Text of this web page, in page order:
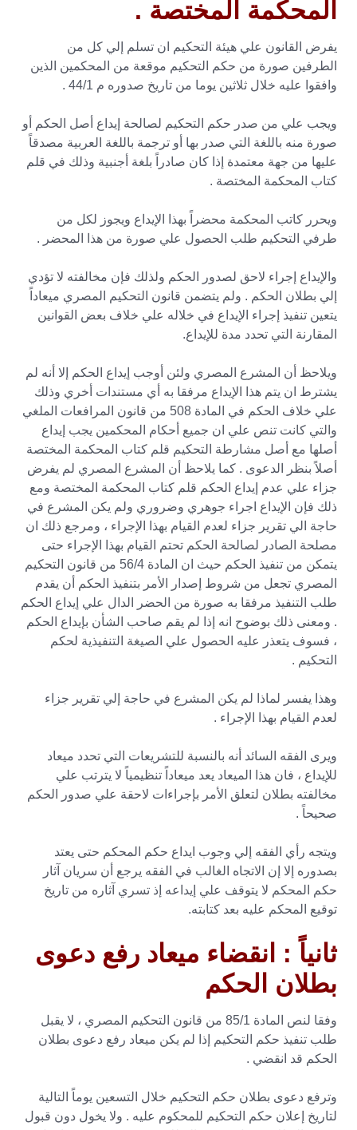
المحكمة المختصة .
يفرض القانون علي هيئة التحكيم ان تسلم إلي كل من
الطرفين صورة من حكم التحكيم موقعة من المحكمين الذين
وافقوا عليه خلال ثلاثين يوما من تاريخ صدوره م 44/1 .
ويجب علي من صدر حكم التحكيم لصالحة إيداع أصل الحكم أو
صورة منه باللغة التي صدر بها أو ترجمة باللغة العربية مصدقاً
عليها من جهة معتمدة إذا كان صادراً بلغة أجنبية وذلك في قلم
كتاب المحكمة المختصة .
ويحرر كاتب المحكمة محضراً بهذا الإيداع ويجوز لكل من
طرفي التحكيم طلب الحصول علي صورة من هذا المحضر .
والإيداع إجراء لاحق لصدور الحكم ولذلك فإن مخالفته لا تؤدي
إلي بطلان الحكم . ولم يتضمن قانون التحكيم المصري ميعاداً
يتعين تنفيذ إجراء الإيداع في خلاله علي خلاف بعض القوانين
المقارنة التي تحدد مدة للإيداع.
ويلاحظ أن المشرع المصري ولئن أوجب إيداع الحكم إلا أنه لم
يشترط ان يتم هذا الإيداع مرفقا به أي مستندات أخري وذلك
علي خلاف الحكم في المادة 508 من قانون المرافعات الملغي
والتي كانت تنص علي ان جميع أحكام المحكمين يجب إيداع
أصلها مع أصل مشارطة التحكيم قلم كتاب المحكمة المختصة
أصلاً بنظر الدعوى . كما يلاحظ أن المشرع المصري لم يفرض
جزاء علي عدم إيداع الحكم قلم كتاب المحكمة المختصة ومع
ذلك فإن الإيداع اجراء جوهري وضروري ولم يكن المشرع في
حاجة الي تقرير جزاء لعدم القيام بهذا الإجراء ، ومرجع ذلك ان
مصلحة الصادر لصالحة الحكم تحتم القيام بهذا الإجراء حتى
يتمكن من تنفيذ الحكم حيث ان المادة 56/4 من قانون التحكيم
المصري تجعل من شروط إصدار الأمر بتنفيذ الحكم أن يقدم
طلب التنفيذ مرفقا به صورة من الحضر الدال علي إيداع الحكم
. ومعنى ذلك بوضوح انه إذا لم يقم صاحب الشأن بإيداع الحكم
، فسوف يتعذر عليه الحصول علي الصيغة التنفيذية لحكم
التحكيم .
وهذا يفسر لماذا لم يكن المشرع في حاجة إلي تقرير جزاء
لعدم القيام بهذا الإجراء .
ويرى الفقه السائد أنه بالنسبة للتشريعات التي تحدد ميعاد
للإيداع ، فان هذا الميعاد يعد ميعاداً تنظيمياً لا يترتب علي
مخالفته بطلان لتعلق الأمر بإجراءات لاحقة علي صدور الحكم
صحيحاً .
ويتجه رأي الفقه إلي وجوب ايداع حكم المحكم حتى يعتد
بصدوره إلا إن الاتجاه الغالب في الفقه يرجع أن سريان آثار
حكم المحكم لا يتوقف علي إيداعه إذ تسري آثاره من تاريخ
توقيع المحكم عليه بعد كتابته.
ثانياً : انقضاء ميعاد رفع دعوى
بطلان الحكم
وفقا لنص المادة 85/1 من قانون التحكيم المصري ، لا يقبل
طلب تنفيذ حكم التحكيم إذا لم يكن ميعاد رفع دعوى بطلان
الحكم قد انقضي .
وترفع دعوى بطلان حكم التحكيم خلال التسعين يوماً التالية
لتاريخ إعلان حكم التحكيم للمحكوم عليه . ولا يخول دون قبول